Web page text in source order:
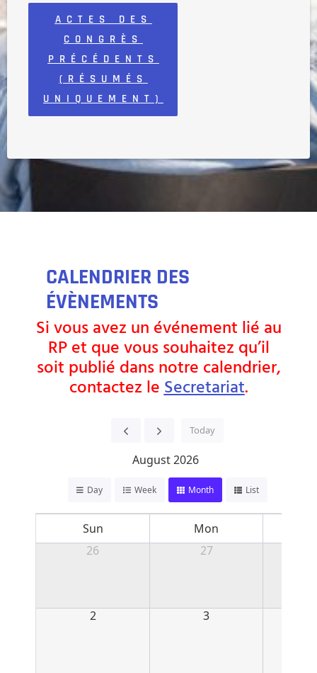
ACTES DES
CONGRÈS
PRÉCÉDENTS
(RÉSUMÉS
UNIQUEMENT)
CALENDRIER DES
ÉVÈNEMENTS
Si vous avez un événement lié au
RP et que vous souhaitez qu’il
soit publié dans notre calendrier,
contactez leSecretariat.
Today
August 2026
Day Week Month List
Sun Mon
26
27
2 3